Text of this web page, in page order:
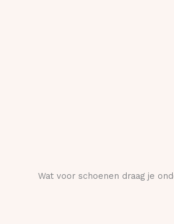
Wat voor schoenen draag je